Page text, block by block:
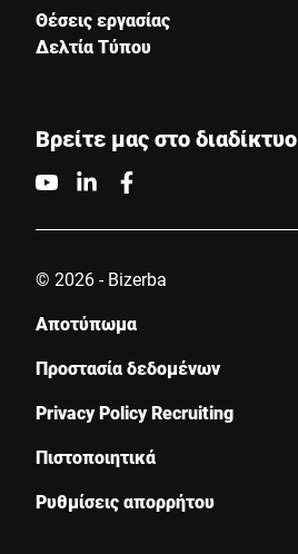
Θέσεις εργασίας
Δελτία Τύπου
Βρείτε μας στο διαδίκτυο
© 2026 - Bizerba
Αποτύπωμα
Προστασία δεδομένων
Privacy Policy Recruiting
Πιστοποιητικά
Ρυθμίσεις απορρήτου